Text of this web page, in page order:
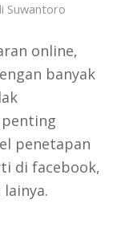
Suwantoro
online,
banyak
penting
penetapan
di facebook,